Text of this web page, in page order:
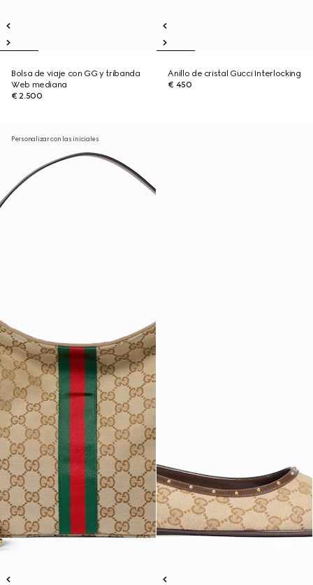
Bolsa de viaje con GG y tribanda
Web mediana
€ 2.500
Anillo de cristal Gucci Interlocking
€ 450
Personalizar con las iniciales